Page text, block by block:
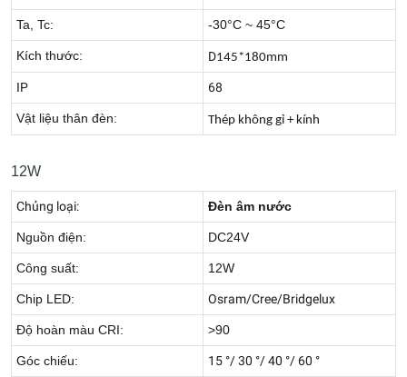
Ta, Tc: -30°C ~ 45°C
Kích thước: D145*180mm
IP 68
Vật liệu thân đèn: Thép không gỉ + kính
12W
Chủng loại: Đèn âm nước
Nguồn điện: DC24V
Công suất: 12W
Chip LED: Osram/Cree/Bridgelux
Độ hoàn màu CRI: >90
Góc chiếu: 15 °/ 30 °/ 40 °/ 60 °